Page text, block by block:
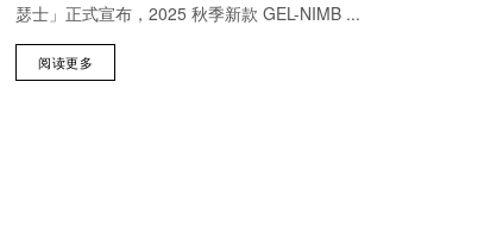
瑟士」正式宣布，2025 秋季新款 GEL-NIMB ...
阅读更多